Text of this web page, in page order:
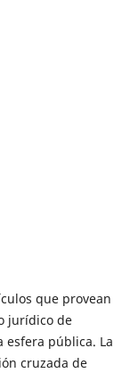
que provean
jurídico de
esfera pública. La
cruzada de